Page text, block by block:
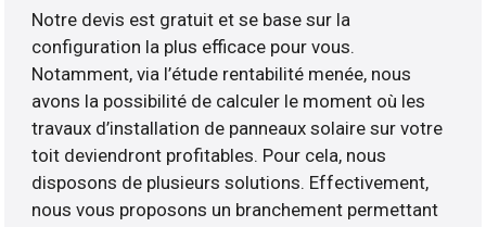
Notre devis est gratuit et se base sur la
configuration la plus efficace pour vous.
Notamment, via l’étude rentabilité menée, nous
avons la possibilité de calculer le moment où les
travaux d’installation de panneaux solaire sur votre
toit deviendront profitables. Pour cela, nous
disposons de plusieurs solutions. Effectivement,
nous vous proposons un branchement permettant